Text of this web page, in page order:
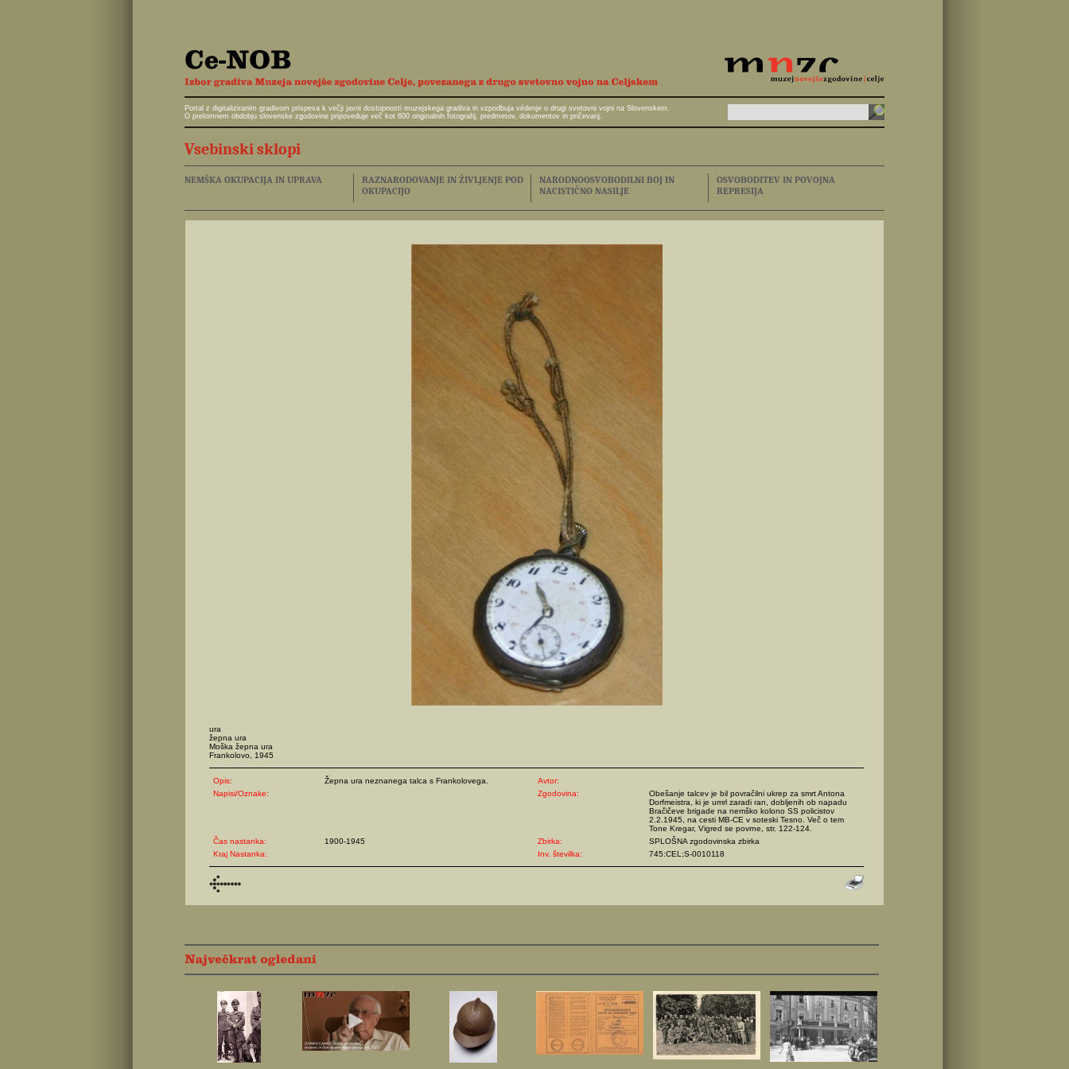
Portal z digitaliziranim gradivom prispeva k večji javni dostopnosti muzejskega gradiva in vzpodbuja védenje o drugi svetovni vojni na Slovenskem.
O prelomnem obdobju slovenske zgodovine pripoveduje več kot 600 originalnih fotografij, predmetov, dokumentov in pričevanj.
Vsebinski sklopi
NEMŠKA OKUPACIJA IN UPRAVA
RAZNARODOVANJE IN ŽIVLJENJE POD
OKUPACIJO
NARODNOOSVOBODILNI BOJ IN
NACISTIČNO NASILJE
OSVOBODITEV IN POVOJNA
REPRESIJA
ura
žepna ura
Moška žepna ura
Frankolovo, 1945
Opis: Žepna ura neznanega talca s Frankolovega.
Avtor:
Napisi/Oznake:
Zgodovina:
Obešanje talcev je bil povračilni ukrep za smrt Antona
Dorfmeistra, ki je umrl zaradi ran, dobljenih ob napadu
Bračičeve brigade na nemško kolono SS policistov
2.2.1945, na cesti MB-CE v soteski Tesno. Več o tem
Tone Kregar, Vigred se povrne, str. 122-124.
Čas nastanka:
1900-1945 Zbirka:
SPLOŠNA zgodovinska zbirka
Kraj Nastanka:
Inv. številka: 745:CEL;S-0010118